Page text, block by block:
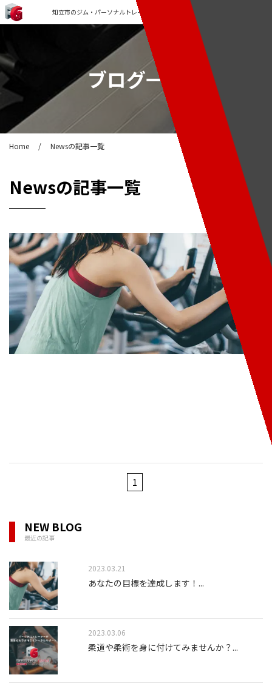
知立市のジム・パーソナルトレーニングなら「FORCE GYM」
ブログ一覧
Home / Newsの記事一覧
Newsの記事一覧
1
NEW BLOG
最近の記事
2023.03.21
あなたの目標を達成します！ ...
2023.03.06
柔道や柔術を身に付けてみませんか？ ...